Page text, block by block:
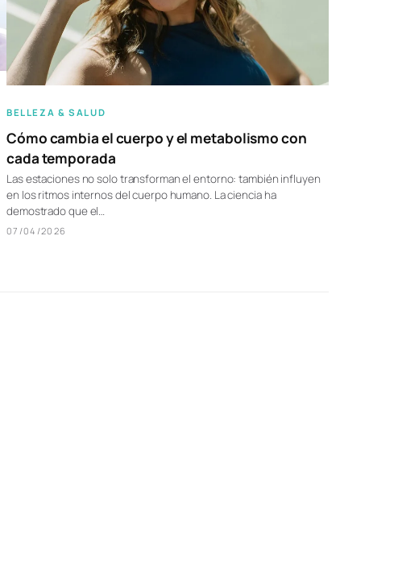
BELLEZA & SALUD
Cómo cambia el cuerpo y el metabolismo con
cada temporada
Las estaciones no solo transforman el entorno: también influyen
en los ritmos internos del cuerpo humano. La ciencia ha
demostrado que el…
07/04/2026